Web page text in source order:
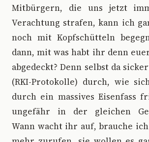
Mitbürgern, die uns jetzt
Verachtung strafen, kann ich
noch mit Kopfschütteln
dann, mit was habt ihr denn
abgedeckt? Denn selbst da
(RKI-Protokolle) durch, wie
durch ein massives Eisenfass
ungefähr in der gleichen
Wann wacht ihr auf, brauche